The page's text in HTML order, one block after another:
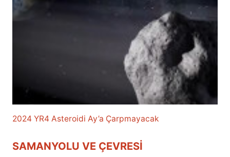
2024 YR4 Asteroidi Ay’a Çarpmayacak
SAMANYOLU VE ÇEVRESI